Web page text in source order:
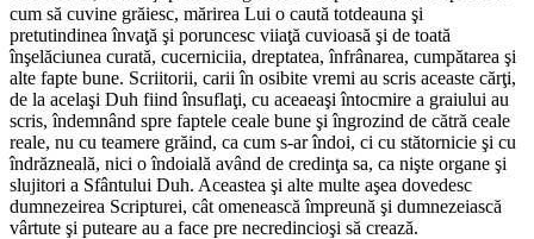
cum să cuvine grăiesc, mărirea Lui o caută totdeauna şi
pretutindinea învaţă şi poruncesc viiaţă cuvioasă şi de toată
înşelăciunea curată, cucerniciia, dreptatea, înfrânarea, cumpătarea şi
alte fapte bune. Scriitorii, carii în osibite vremi au scris aceaste cărţi,
de la acelaşi Duh fiind însuflaţi, cu aceaeaşi întocmire a graiului au
scris, îndemnând spre faptele ceale bune şi îngrozind de cătră ceale
reale, nu cu teamere grăind, ca cum s-ar îndoi, ci cu stătornicie şi cu
îndrăzneală, nici o îndoială având de credinţa sa, ca nişte organe şi
slujitori a Sfântului Duh. Aceastea şi alte multe aşea dovedesc
dumnezeirea Scripturei, cât omenească împreună şi dumnezeiască
vârtute şi puteare au a face pre necredincioşi să crează.